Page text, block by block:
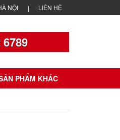
NỘI LIÊN HỆ
6789
PHẨM KHÁC